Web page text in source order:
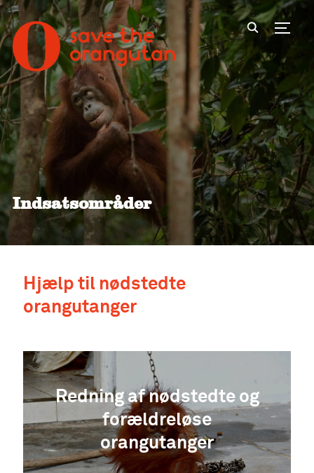
Indsatsområder
Hjælp til nødstedte
orangutanger
Redning af nødstedte og
forældreløse
orangutanger